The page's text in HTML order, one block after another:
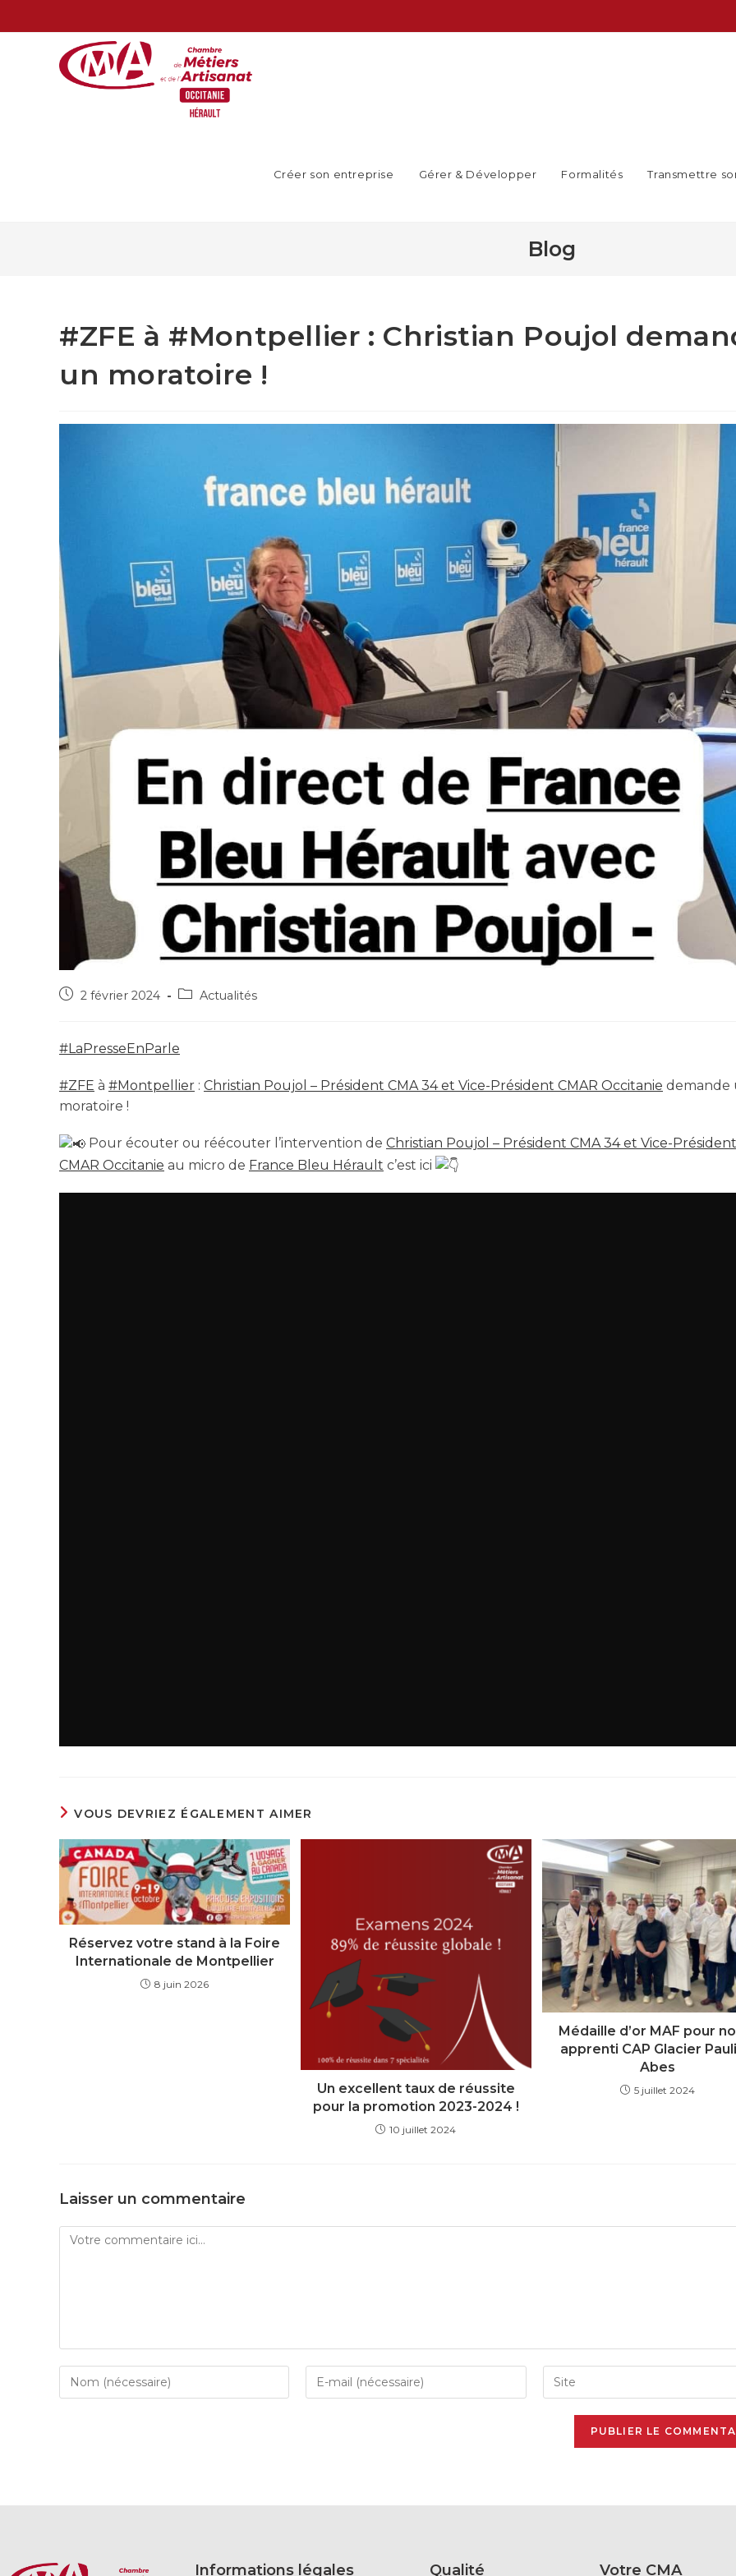
Créer son entreprise Gérer & Développer Formalités Transmettre
Blog
#ZFE à #Montpellier : Christian Poujol
un moratoire !
2 février 2024 Actualités
#LaPresseEnParle
#ZFE à #Montpellier : Christian Poujol – Président CMA 34 et Vice-Président CMAR Occitanie demande
moratoire !
Pour écouter ou réécouter l’intervention de Christian Poujol – Président CMA 34 et Vice-Président
CMAR Occitanie au micro de France Bleu Hérault c’est ici
VOUS DEVRIEZ ÉGALEMENT AIMER
Réservez votre stand à la Foire
Internationale de Montpellier
8 juin 2026
Un excellent taux de réussite
pour la promotion 2023-2024 !
10 juillet 2024
Médaille d’or MAF pour
apprenti CAP Glacier
Abes
5 juillet 2024
Laisser un commentaire
Informations légales Qualité Votre CMA